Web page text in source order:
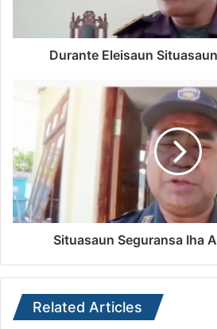
Durante Eleisaun
Situasaun Seguransa Iha
Related Articles